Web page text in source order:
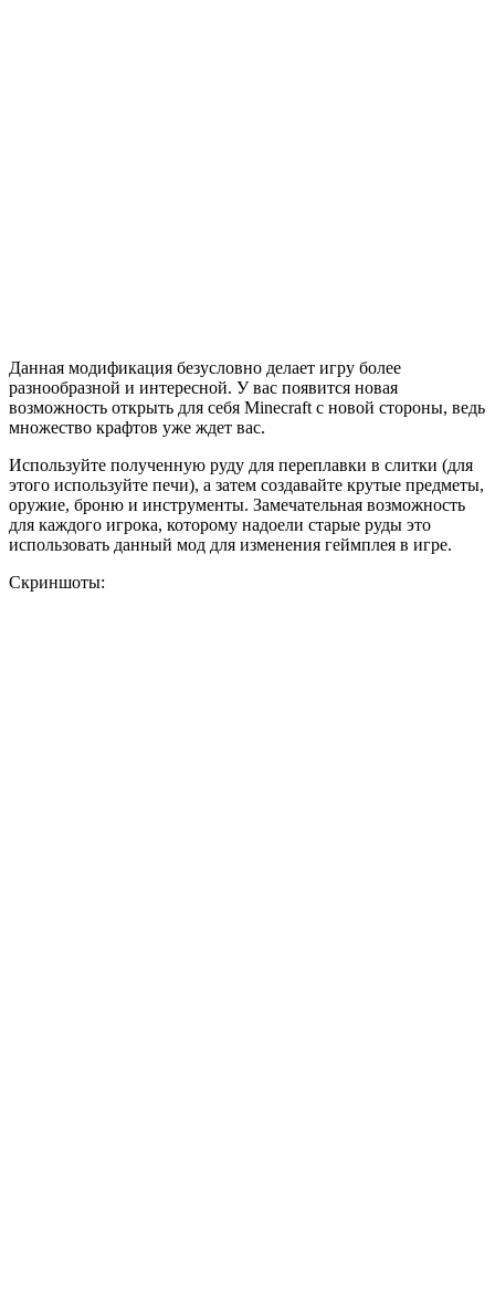
Данная модификация безусловно делает игру более
разнообразной и интересной. У вас появится новая
возможность открыть для себя Minecraft с новой стороны, ведь
множество крафтов уже ждет вас.
Используйте полученную руду для переплавки в слитки (для
этого используйте печи), а затем создавайте крутые предметы,
оружие, броню и инструменты. Замечательная возможность
для каждого игрока, которому надоели старые руды это
использовать данный мод для изменения геймплея в игре.
Скриншоты: